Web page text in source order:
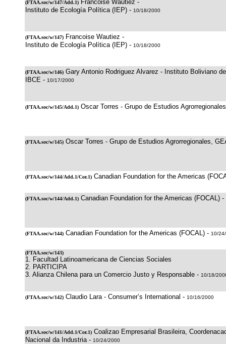
(FTAA.soc/w/147/Add.1) Francoise Wautiez -
Instituto de Ecología Política (IEP) - 10/18/2000
(FTAA.soc/w/147) Francoise Wautiez -
Instituto de Ecología Política (IEP) - 10/18/2000
(FTAA.soc/w/146) Gary Antonio Rodriguez Alvarez - Instituto Boliviano
IBCE - 10/17/2000
(FTAA.soc/w/145/Add.1) Oscar Torres - Grupo de Estudios
(FTAA.soc/w/145) Oscar Torres - Grupo de Estudios Agrorregionales,
(FTAA.soc/w/144/Add.1/Cor.1) Canadian Foundation for the Americas
(FTAA.soc/w/144/Add.1) Canadian Foundation for the Americas (FOCAL) -
(FTAA.soc/w/144) Canadian Foundation for the Americas (FOCAL) - 10/
(FTAA.soc/w/143)
1. Facultad Latinoamericana de Ciencias Sociales
2. PARTICIPA
3. Alianza Chilena para un Comercio Justo y Responsable - 10/18/
(FTAA.soc/w/142) Claudio Lara - Consumer’s International - 10/16/2000
(FTAA.soc/w/141/Add.1/Cor.1) Coalizao Empresarial Brasileira,
Nacional da Industria - 10/24/2000